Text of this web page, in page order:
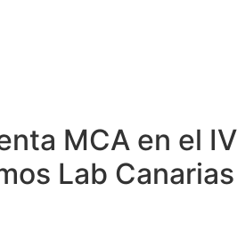
MCA en el IV
Lab Canarias